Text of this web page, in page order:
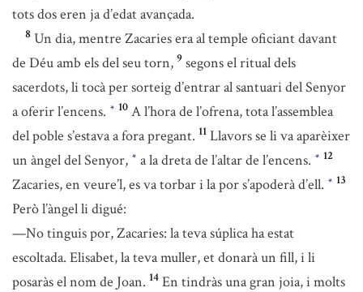
tots dos eren ja d’edat avançada.
8 Un dia, mentre Zacaries era al temple oficiant davant
de Déu amb els del seu torn, 9 segons el ritual dels
sacerdots, li tocà per sorteig d’entrar al santuari del Senyor
a oferir l’encens. * 10 A l’hora de l’ofrena, tota l’assemblea
del poble s’estava a fora pregant. 11 Llavors se li va aparèixer
un àngel del Senyor, * a la dreta de l’altar de l’encens. * 12
Zacaries, en veure’l, es va torbar i la por s’apoderà d’ell. * 13
Però l’àngel li digué:
—No tinguis por, Zacaries: la teva súplica ha estat
escoltada. Elisabet, la teva muller, et donarà un fill, i li
posaràs el nom de Joan. 14 En tindràs una gran joia, i molts